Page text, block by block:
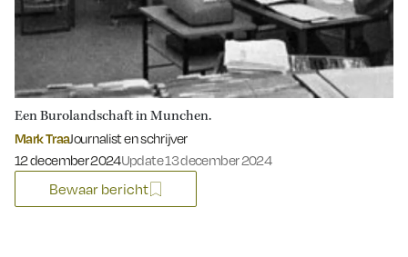
Een Burolandschaft in Munchen.
Mark TraaJournalist en schrijver
Gepubliceerd op:
12 december 2024Update 13 december 2024
Bewaar bericht